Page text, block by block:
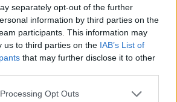
separately opt-out of the further
information by third parties on the
participants. This information may
us to third parties on the IAB’s List of
that may further disclose it to other
Opt Outs
agenții diferite se reunesc pentru a
acestor agenții nu sunt
între ele și nu primesc prea
de câteva ședințe de informare